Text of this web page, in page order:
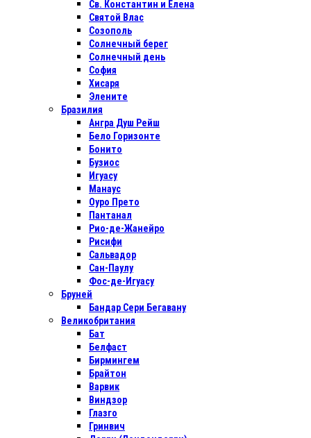
Св. Константин и Елена
Святой Влас
Созополь
Солнечный берег
Солнечный день
София
Хисаря
Элените
Бразилия
Ангра Душ Рейш
Бело Горизонте
Бонито
Бузиос
Игуасу
Манаус
Оуро Прето
Пантанал
Рио-де-Жанейро
Рисифи
Сальвадор
Сан-Паулу
Фос-де-Игуасу
Бруней
Бандар Сери Бегавану
Великобритания
Бат
Белфаст
Бирмингем
Брайтон
Варвик
Виндзор
Глазго
Гринвич